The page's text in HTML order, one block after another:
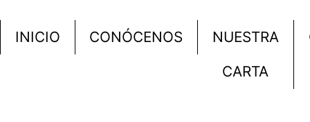
INICIO CONÓCENOS
NUESTRA
CARTA